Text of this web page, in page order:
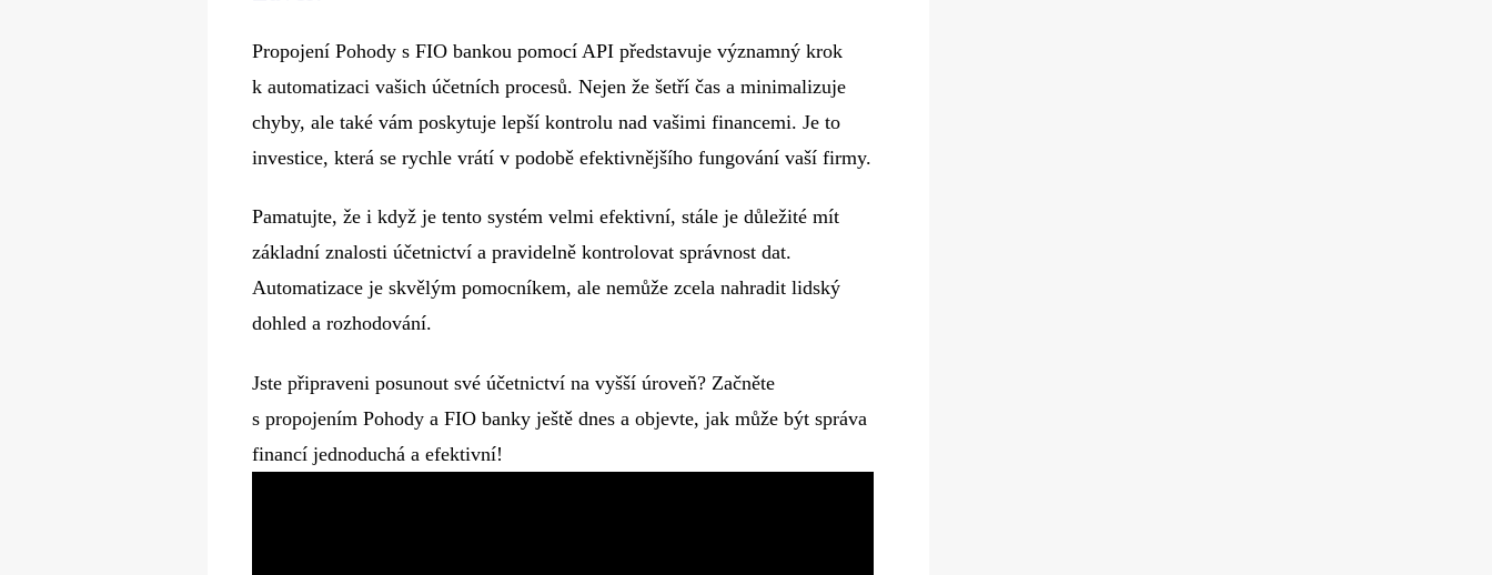
Propojení Pohody s FIO bankou pomocí API představuje významný krok
k automatizaci vašich účetních procesů. Nejen že šetří čas a minimalizuje
chyby, ale také vám poskytuje lepší kontrolu nad vašimi financemi. Je to
investice, která se rychle vrátí v podobě efektivnějšího fungování vaší firmy.
Pamatujte, že i když je tento systém velmi efektivní, stále je důležité mít
základní znalosti účetnictví a pravidelně kontrolovat správnost dat.
Automatizace je skvělým pomocníkem, ale nemůže zcela nahradit lidský
dohled a rozhodování.
Jste připraveni posunout své účetnictví na vyšší úroveň? Začněte
s propojením Pohody a FIO banky ještě dnes a objevte, jak může být správa
financí jednoduchá a efektivní!